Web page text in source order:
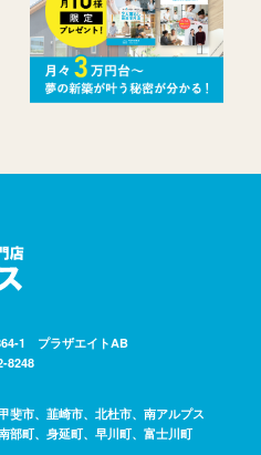
1 プラザエイトAB
8248
斐市、韮崎市、北杜市、南アルプス
部町、身延町、早川町、富士川町